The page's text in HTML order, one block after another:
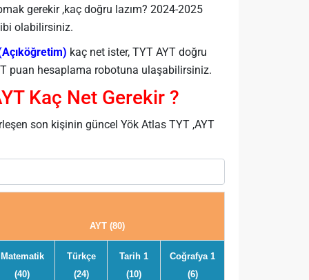
gerekir ,kaç doğru lazım? 2024-2025
olabilirsiniz.
kaç net ister, TYT AYT doğru
puan hesaplama robotuna ulaşabilirsiniz.
Kaç Net Gerekir ?
son kişinin güncel Yök Atlas TYT ,AYT
AYT (80)
Matematik
(40)
Türkçe
(24)
Tarih 1
(10)
Coğrafya 1
(6)